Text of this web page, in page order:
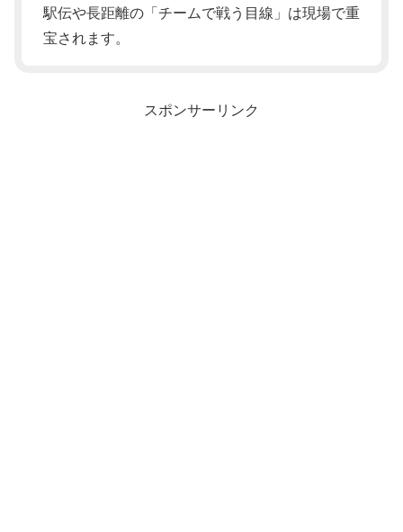
駅伝や長距離の「チームで戦う目線」は現場で重
宝されます。
スポンサーリンク